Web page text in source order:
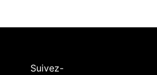
Suivez-